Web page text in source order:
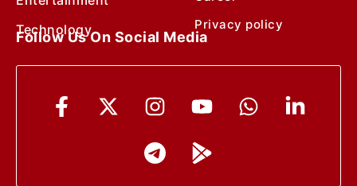
Technology
Privacy policy
Follow Us On Social Media